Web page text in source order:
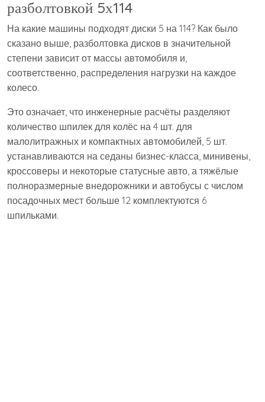
разболтовкой 5х114
На какие машины подходят диски 5 на 114? Как было
сказано выше, разболтовка дисков в значительной
степени зависит от массы автомобиля и,
соответственно, распределения нагрузки на каждое
колесо.
Это означает, что инженерные расчёты разделяют
количество шпилек для колёс на 4 шт. для
малолитражных и компактных автомобилей, 5 шт.
устанавливаются на седаны бизнес-класса, минивены,
кроссоверы и некоторые статусные авто, а тяжёлые
полноразмерные внедорожники и автобусы с числом
посадочных мест больше 12 комплектуются 6
шпильками.